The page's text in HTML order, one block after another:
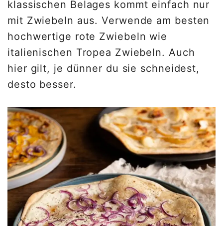
klassischen Belages kommt einfach nur
mit Zwiebeln aus. Verwende am besten
hochwertige rote Zwiebeln wie
italienischen Tropea Zwiebeln. Auch
hier gilt, je dünner du sie schneidest,
desto besser.